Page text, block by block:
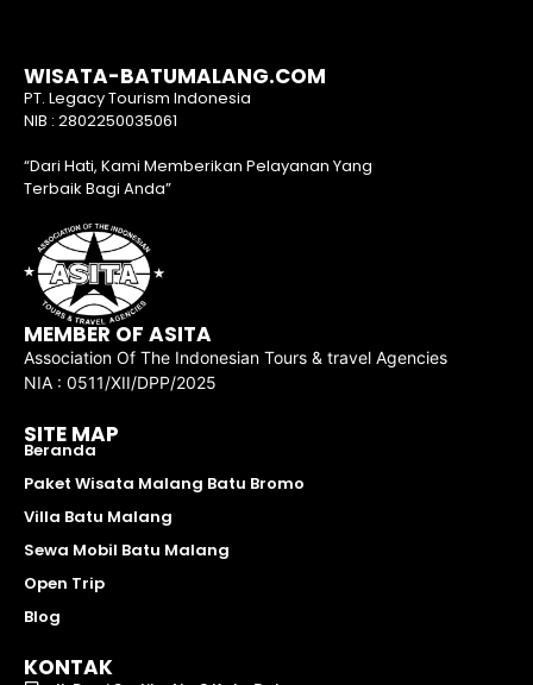
WISATA-BATUMALANG.COM
PT. Legacy Tourism Indonesia
NIB : 2802250035061
“Dari Hati, Kami Memberikan Pelayanan Yang
Terbaik Bagi Anda”
MEMBER OF ASITA
Association Of The Indonesian Tours & travel Agencies
NIA : 0511/XII/DPP/2025
SITE MAP
Beranda
Paket Wisata Malang Batu Bromo
Villa Batu Malang
Sewa Mobil Batu Malang
Open Trip
Blog
KONTAK